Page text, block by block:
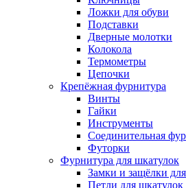
Ложки для обуви
Подставки
Дверные молотки
Колокола
Термометры
Цепочки
Крепёжная фурнитура
Винты
Гайки
Инструменты
Соединительная
Футорки
Фурнитура для шкатулок
Замки и защёлки
Петли для шкатулок